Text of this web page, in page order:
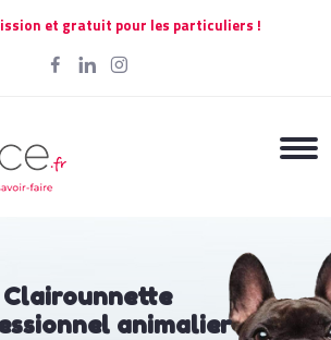
et gratuit pour les particuliers !
Clairounnette
animalier